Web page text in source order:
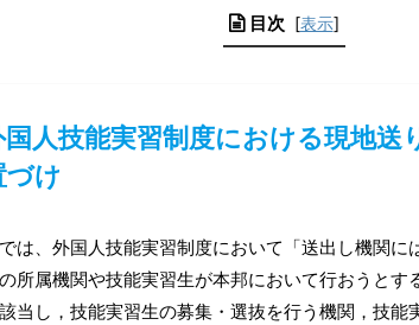
目次 [表示]
国人技能実習制度における現地送
づけ
は、外国人技能実習制度において「送出し機関に
所属機関や技能実習生が本邦において行おうとす
当し，技能実習生の募集・選抜を行う機関，技能